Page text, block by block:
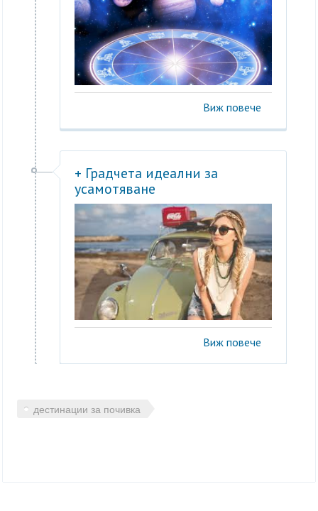
Виж повече
+ Градчета идеални за
усамотяване
Виж повече
дестинации за почивка